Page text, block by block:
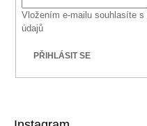
Vložením e-mailu souhlasíte s
údajů
PŘIHLÁSIT SE